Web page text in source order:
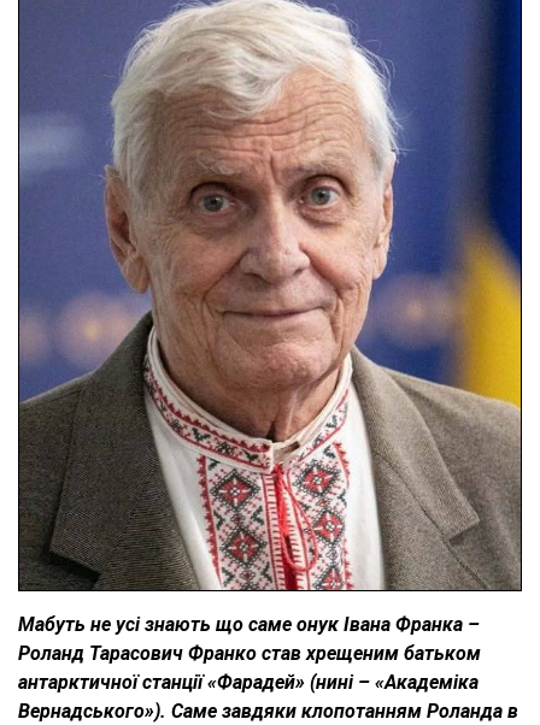
Мабуть не усі знають що саме онук Івана Франка –
Роланд Тарасович Франко став хрещеним батьком
антарктичної станції «Фарадей» (нині – «Академіка
Вернадського»). Саме завдяки клопотанням Роланда в